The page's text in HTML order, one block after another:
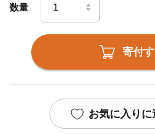
数量
寄付
お気に入りに